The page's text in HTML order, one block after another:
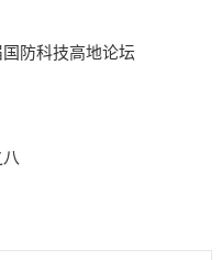
防科技高地论坛